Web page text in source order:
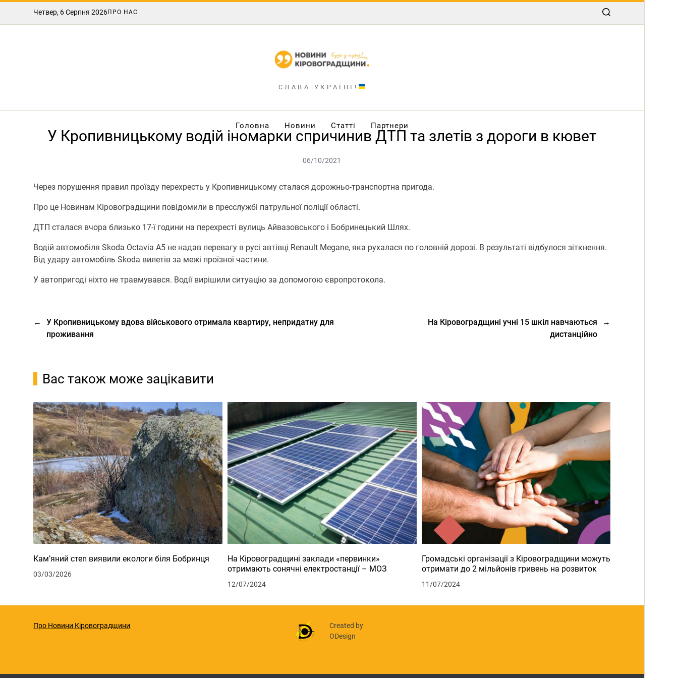
Четвер, 6 Серпня 2026ПРО НАС
СЛАВА УКРАЇНІ!
Головна Новини Статті Партнери
У Кропивницькому водій іномарки спричинив ДТП та злетів з дороги в кювет
06/10/2021
Через порушення правил проїзду перехресть у Кропивницькому сталася дорожньо-транспортна пригода.
Про це Нoвинам Кіровoградщини повідомили в пресслужбі патрульної поліції області.
ДТП сталася вчора близько 17-ї години на перехресті вулиць Айвазовського і Бобринецький Шлях.
Водій автомобіля Skoda Octavia A5 не надав перевагу в русі автівці Renault Mеgane, яка рухалася по головній дорозі. В результаті відбулося зіткнення.
Від удару автомобіль Skoda вилетів за межі проїзної частини.
У автопригоді ніхто не травмувався. Водії вирішили ситуацію за допомогою європротокола.
←
У Кропивницькому вдова військового отримала квартиру, непридатну для
проживання
→
На Кіровоградщині учні 15 шкіл навчаються
дистанційно
Вас також може зацікавити
Кам’яний степ виявили екологи біля Бобринця
03/03/2026
На Кіровоградщині заклади «первинки»
отримають сонячні електростанції – МОЗ
12/07/2024
Громадські організації з Кіровоградщини можуть
отримати до 2 мільйонів гривень на розвиток
11/07/2024
Про Новини Кіровоградщини
Created by
ODesign